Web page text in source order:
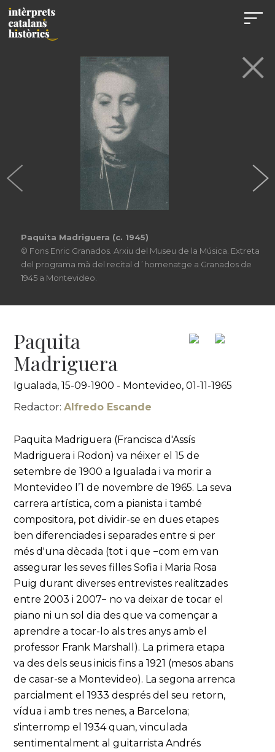
Paquita Madriguera (c. 1945)
© Fons Enric Granados. Arxiu del Museu de la Música. Extreta
del programa mà del recital d´homenatge a Granados de
1945 a Montevideo.
Paquita
Madriguera
Igualada, 15-09-1900 - Montevideo, 01-11-1965
Redactor:Alfredo Escande
Paquita Madriguera (Francisca d'Assís
Madriguera i Rodon) va néixer el 15 de
setembre de 1900 a Igualada i va morir a
Montevideo l’1 de novembre de 1965. La seva
carrera artística, com a pianista i també
compositora, pot dividir-se en dues etapes
ben diferenciades i separades entre si per
més d'una dècada (tot i que −com em van
assegurar les seves filles Sofia i Maria Rosa
Puig durant diverses entrevistes realitzades
entre 2003 i 2007− no va deixar de tocar el
piano ni un sol dia des que va començar a
aprendre a tocar-lo als tres anys amb el
professor Frank Marshall). La primera etapa
va des dels seus inicis fins a 1921 (mesos abans
de casar-se a Montevideo). La segona arrenca
parcialment el 1933 després del seu retorn,
vídua i amb tres nenes, a Barcelona;
s'interromp el 1934 quan, vinculada
sentimentalment al guitarrista Andrés